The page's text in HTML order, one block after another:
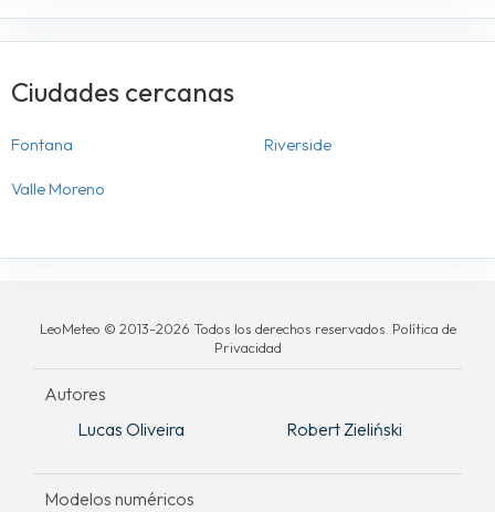
Ciudades cercanas
Fontana Riverside
Valle Moreno
LeoMeteo © 2013-2026 Todos los derechos reservados. Política de
Privacidad
Autores
Lucas Oliveira
Robert Zieliński
Modelos numéricos